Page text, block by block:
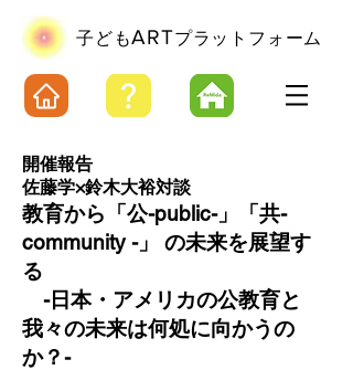
​子どもARTプラットフォーム
開催報告
佐藤学×鈴木大裕対談
教育から「公-public-」「共-
community -」 の未来を展望す
る
-日本・アメリカの公教育と
我々の未来は何処に向かうの
か？-